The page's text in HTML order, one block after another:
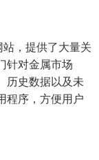
，提供了大量关
针对金属市场
历史数据以及未
程序，方便用户